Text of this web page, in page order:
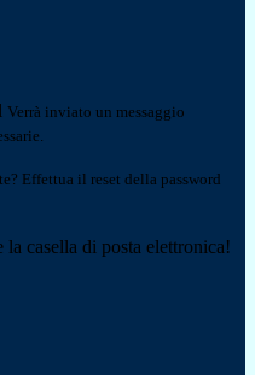
Verrà inviato un messaggio
Effettua il reset della password
casella di posta elettronica!